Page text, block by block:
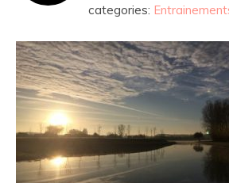
categories: